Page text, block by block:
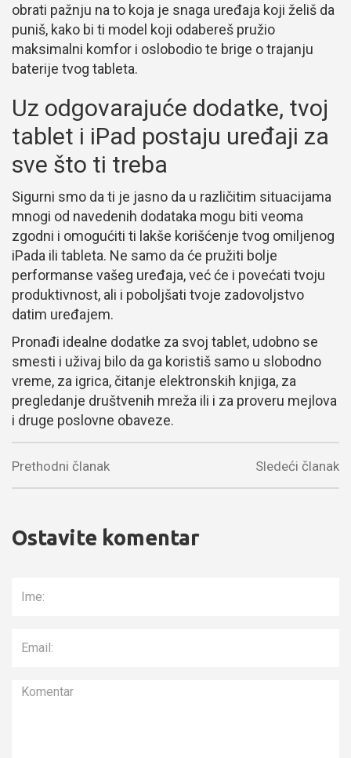
obrati pažnju na to koja je snaga uređaja koji želiš da
puniš, kako bi ti model koji odabereš pružio
maksimalni komfor i oslobodio te brige o trajanju
baterije tvog tableta.
Uz odgovarajuće dodatke, tvoj
tablet i iPad postaju uređaji za
sve što ti treba
Sigurni smo da ti je jasno da u različitim situacijama
mnogi od navedenih dodataka mogu biti veoma
zgodni i omogućiti ti lakše korišćenje tvog omiljenog
iPada ili tableta. Ne samo da će pružiti bolje
performanse vašeg uređaja, već će i povećati tvoju
produktivnost, ali i poboljšati tvoje zadovoljstvo
datim uređajem.
Pronađi idealne dodatke za svoj tablet, udobno se
smesti i uživaj bilo da ga koristiš samo u slobodno
vreme, za igrica, čitanje elektronskih knjiga, za
pregledanje društvenih mreža ili i za proveru mejlova
i druge poslovne obaveze.
Sledeći članak
Prethodni članak
Ostavite komentar